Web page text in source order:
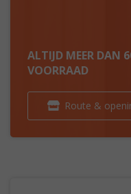
ALTIJD MEER DAN
VOORRAAD
Route &